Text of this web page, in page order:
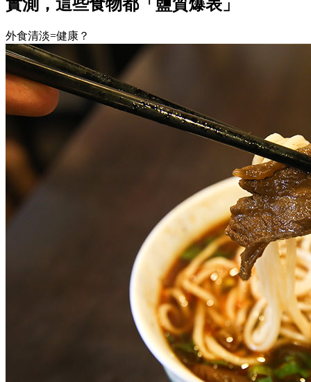
實測，這些食物都「鹽質爆表」
外食清淡=健康？